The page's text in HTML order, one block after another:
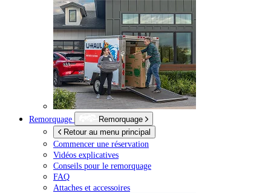
Remorquage
Remorquage
Retour au menu principal
Commencer une réservation
Vidéos explicatives
Conseils pour le remorquage
FAQ
Attaches et accessoires